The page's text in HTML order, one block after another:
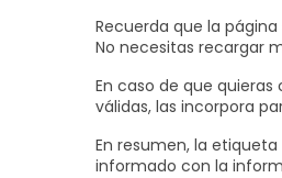
Recuerda que la
No necesitas recargar
En caso de que
válidas, las incorpora
En resumen, la etiqueta
informado con la